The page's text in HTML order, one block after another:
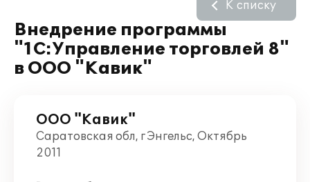
Внедрение программы
"1С:Управление торговлей 8"
в ООО "Кавик"
К списку
ООО "Кавик"
Саратовская обл, г Энгельс, Октябрь
2011